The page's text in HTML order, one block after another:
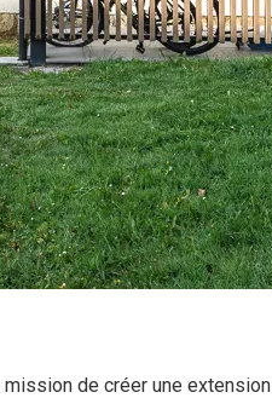
de créer une